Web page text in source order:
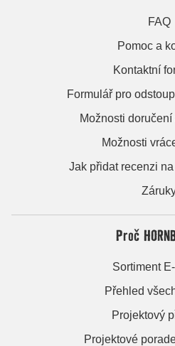
FAQ
Pomoc a
Kontaktní
Formulář pro
Možnosti
Možnosti
Jak přidat recenzi
Proč
Sortiment
Přehled
Projektový
Projektové